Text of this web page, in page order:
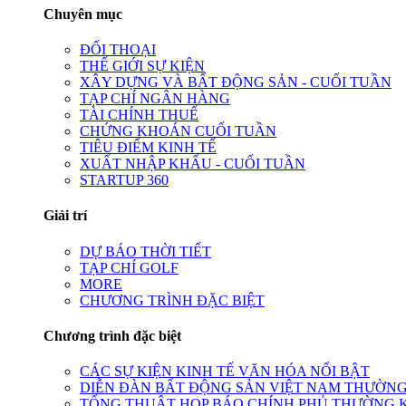
Chuyên mục
ĐỐI THOẠI
THẾ GIỚI SỰ KIỆN
XÂY DỰNG VÀ BẤT ĐỘNG SẢN - CUỐI TUẦN
TẠP CHÍ NGÂN HÀNG
TÀI CHÍNH THUẾ
CHỨNG KHOÁN CUỐI TUẦN
TIÊU ĐIỂM KINH TẾ
XUẤT NHẬP KHẨU - CUỐI TUẦN
STARTUP 360
Giải trí
DỰ BÁO THỜI TIẾT
TẠP CHÍ GOLF
MORE
CHƯƠNG TRÌNH ĐẶC BIỆT
Chương trình đặc biệt
CÁC SỰ KIỆN KINH TẾ VĂN HÓA NỔI BẬT
DIỄN ĐÀN BẤT ĐỘNG SẢN VIỆT NAM